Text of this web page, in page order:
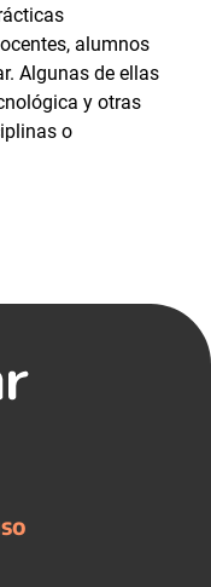
alumnos
Algunas de ellas
y otras
o